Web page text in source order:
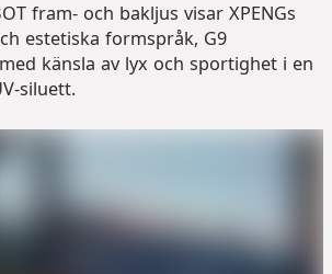
fram- och bakljus visar XPENGs
estetiska formspråk, G9
känsla av lyx och sportighet i en
siluett.